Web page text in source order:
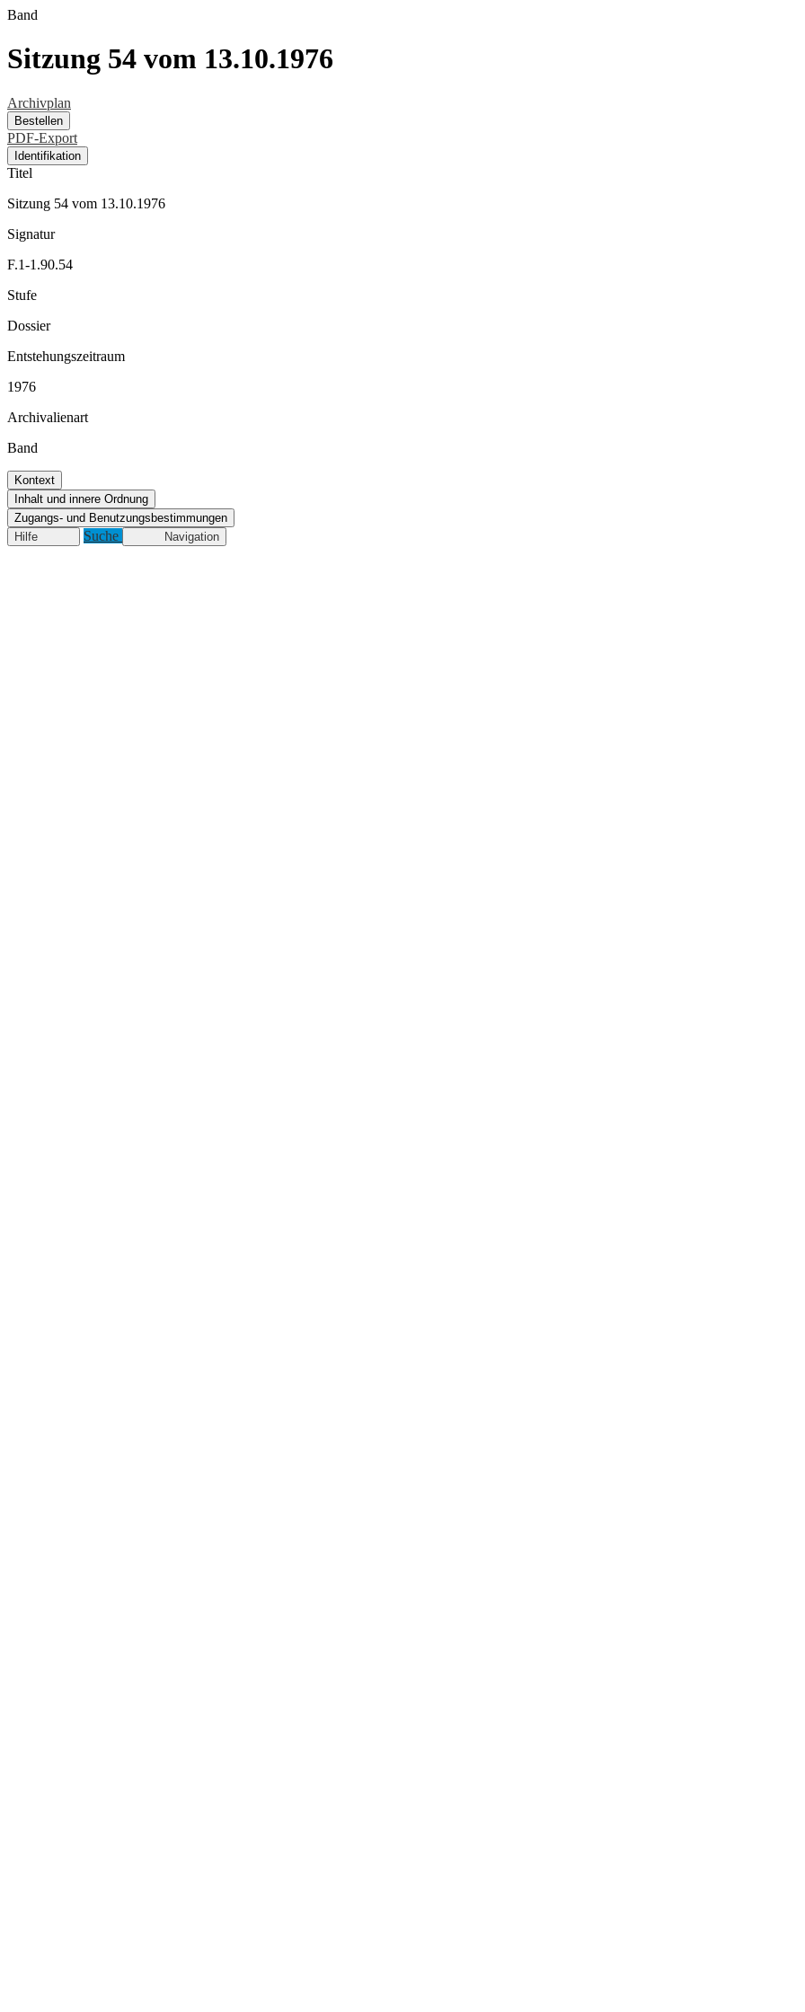
Band
Sitzung 54 vom 13.10.1976
Archivplan
Bestellen
PDF-Export
Identifikation
Titel
Sitzung 54 vom 13.10.1976
Signatur
F.1-1.90.54
Stufe
Dossier
Entstehungszeitraum
1976
Archivalienart
Band
Kontext
Inhalt und innere Ordnung
Zugangs- und Benutzungsbestimmungen
Hilfe
Suche Navigation